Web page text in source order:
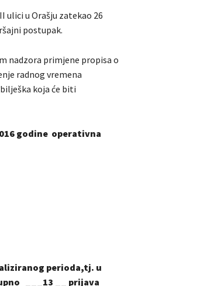
ulici u Orašju zatekao 26
postupak.
nadzora primjene propisa o
radnog vremena
koja će biti
godine operativna
djela.
perioda,tj. u
___13 __ prijava